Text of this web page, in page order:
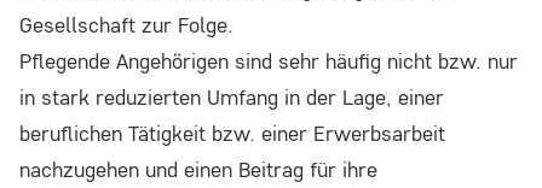
Gesellschaft zur Folge.
Pflegende Angehörigen sind sehr häufig nicht bzw. nur
in stark reduzierten Umfang in der Lage, einer
beruflichen Tätigkeit bzw. einer Erwerbsarbeit
nachzugehen und einen Beitrag für ihre